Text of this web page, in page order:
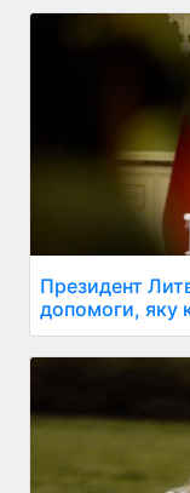
Президент
допомоги, яку